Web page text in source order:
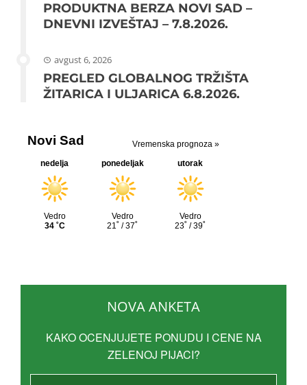
PRODUKTNA BERZA NOVI SAD –
DNEVNI IZVEŠTAJ – 7.8.2026.
avgust 6, 2026
PREGLED GLOBALNOG TRŽIŠTA
ŽITARICA I ULJARICA 6.8.2026.
NOVA ANKETA
KAKO OCENJUJETE PONUDU I CENE NA
ZELENOJ PIJACI?